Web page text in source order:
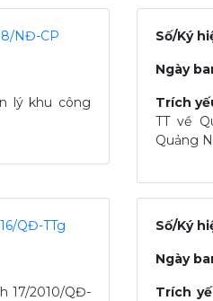
NĐ-CP
lý khu công
Số/Ký
Ngày
Trích
TT về
Quảng
QĐ-TTg
17/2010/QĐ-
Số/Ký
Ngày
Trích